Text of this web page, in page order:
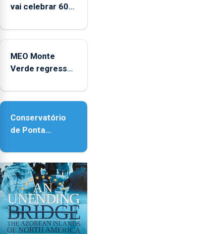
vai celebrar 60
no Coliseu
MEO Monte
Verde regressa
acessibilidade
Conservatório
de Ponta
contar com
novos
instrumentos